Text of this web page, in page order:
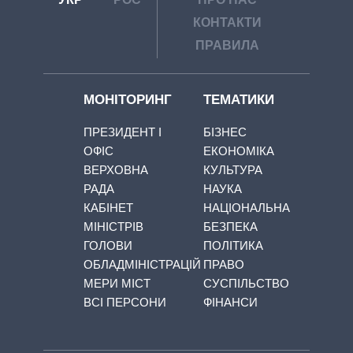
КОНТАКТИ
ПРАВИЛА
МОНІТОРИНГ
ПРЕЗИДЕНТ І
ОФІС
ВЕРХОВНА
РАДА
КАБІНЕТ
МІНІСТРІВ
ГОЛОВИ
ОБЛАДМІНІСТРАЦІЙ
МЕРИ МІСТ
ВСІ ПЕРСОНИ
ТЕМАТИКИ
БІЗНЕС
ЕКОНОМІКА
КУЛЬТУРА
НАУКА
НАЦІОНАЛЬНА
БЕЗПЕКА
ПОЛІТИКА
ПРАВО
СУСПІЛЬСТВО
ФІНАНСИ